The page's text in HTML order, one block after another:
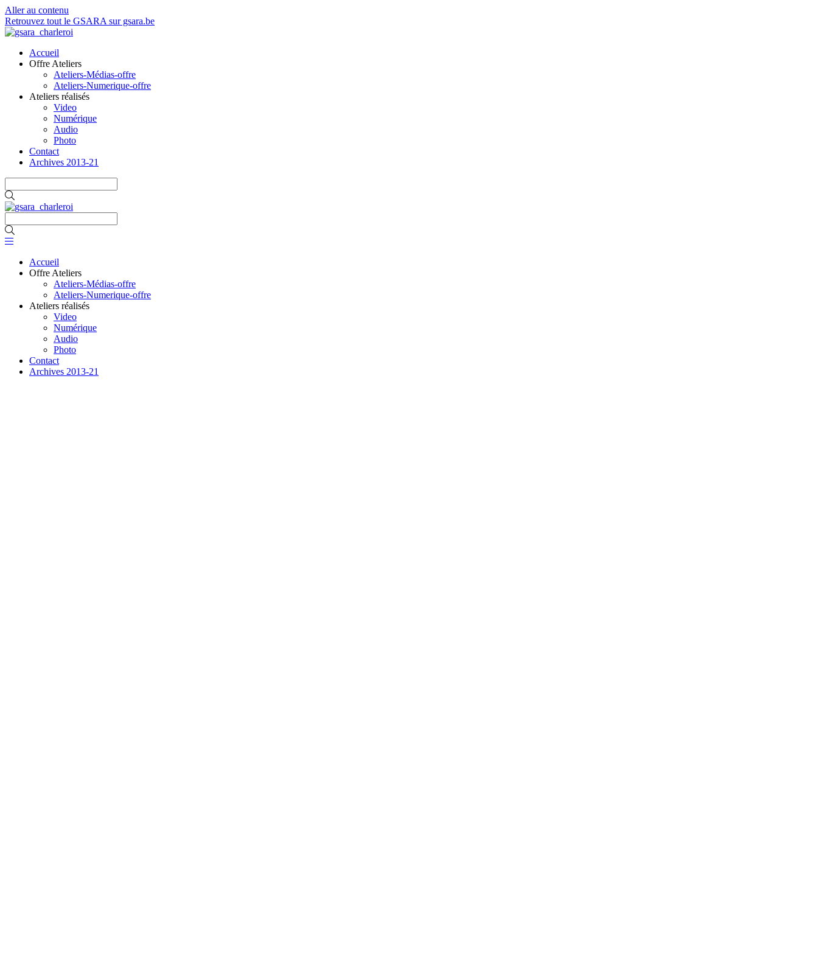
Aller au contenu
Retrouvez tout le GSARA sur gsara.be
Accueil
Offre Ateliers
Ateliers-Médias-offre
Ateliers-Numerique-offre
Ateliers réalisés
Video
Numérique
Audio
Photo
Contact
Archives 2013-21
Accueil
Offre Ateliers
Ateliers-Médias-offre
Ateliers-Numerique-offre
Ateliers réalisés
Video
Numérique
Audio
Photo
Contact
Archives 2013-21